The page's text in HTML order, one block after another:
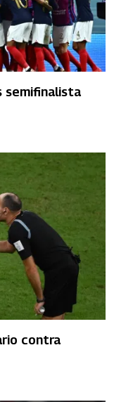
semifinalista
contra